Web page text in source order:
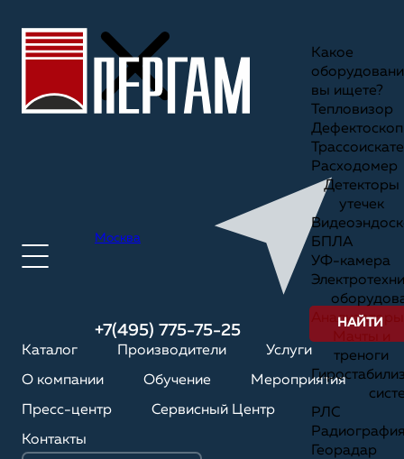
Москва
+7(495) 775-75-25
Каталог Производители Услуги
О компании Обучение Мероприятия
Пресс-центр Сервисный Центр
Контакты
Какое
вы ищете?
Тепловизор
Дефектоскоп
Расходомер
Детекторы
утечек
БПЛА
УФ-камера
Анализаторы
треноги
РЛС
Георадар
НАЙТИ